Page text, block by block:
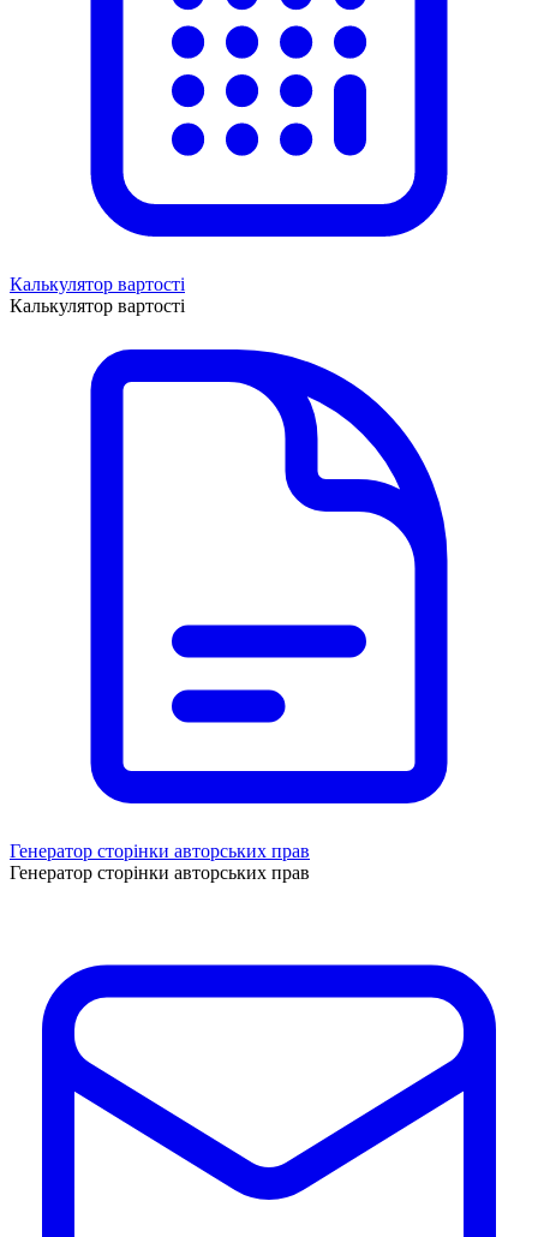
Калькулятор вартості
Калькулятор вартості
Генератор сторінки авторських прав
Генератор сторінки авторських прав